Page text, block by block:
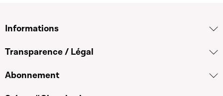
Informations
Transparence / Légal
Abonnement